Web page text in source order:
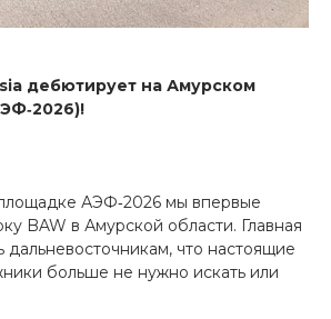
дебютирует на Амурском
АЭФ‑2026 мы впервые
BAW в Амурской области. Главная
дальневосточникам, что настоящие
больше не нужно искать или